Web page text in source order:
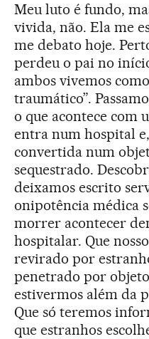
Meu luto é fundo,
vivida, não. Ela me
me debato hoje.
perdeu o pai no
ambos vivemos
traumático”.
o que acontece com
entra num hospital
convertida num
sequestrado.
deixamos escrito
onipotência médica
morrer acontecer
hospitalar. Que
revirado por
penetrado por
estivermos além da
Que só teremos
que estranhos